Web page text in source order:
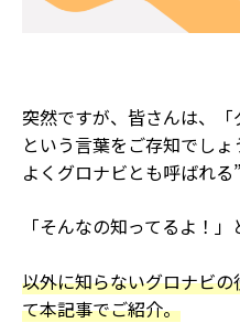
突然ですが、皆さんは、「
という言葉をご存知でしょ
よくグロナビとも呼ばれる
「そんなの知ってるよ！」
以外に知らないグロナビ
て本記事でご紹介。